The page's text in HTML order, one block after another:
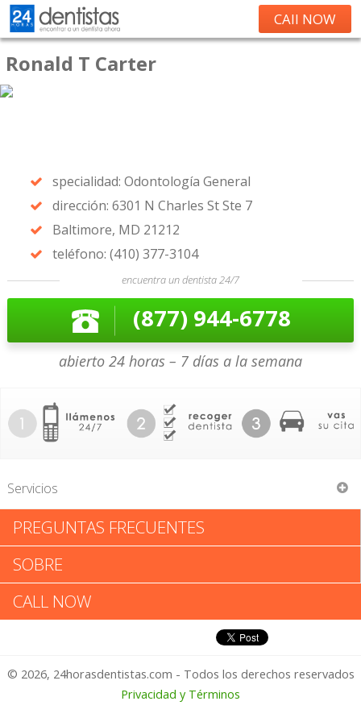
CAll NOW
Ronald T Carter
specialidad: Odontología General
dirección: 6301 N Charles St Ste 7
Baltimore, MD 21212
teléfono: (410) 377-3104
encuentra un dentista 24/7
(877) 944-6778
abierto 24 horas – 7 días a la semana
Servicios
Ronald T Carter
Ronald T Carter: Califica tu
Experiencia
1 – No Feliz
PREGUNTAS FRECUENTES
SOBRE
CALL NOW
© 2026, 24horasdentistas.com - Todos los derechos reservados
Privacidad y Términos